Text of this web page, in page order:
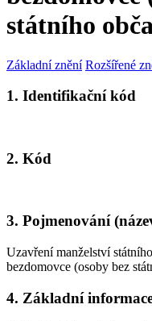
státního
Základní znění Rozšířené
1. Identifikační kód
2. Kód
3. Pojmenování
Uzavření manželství
bezdomovce (osoby bez
4. Základní